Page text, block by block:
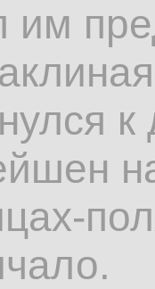
им
к